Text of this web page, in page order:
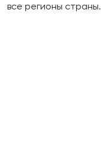
все регионы страны.